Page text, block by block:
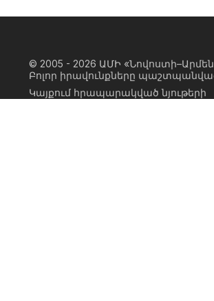
© 2005 - 2026 ԱՄԻ
Բոլոր իրավունքները
Կայքում հրապարակված նյութերի